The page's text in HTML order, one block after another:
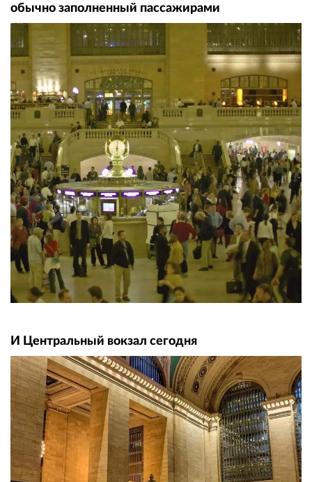
обычно заполненный пассажирами
И Центральный вокзал сегодня